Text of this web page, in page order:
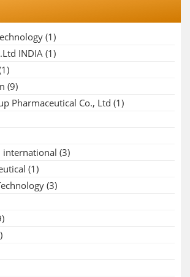
(1)
INDIA (1)
(9)
Pharmaceutical Co., Ltd (1)
international (3)
(1)
(3)